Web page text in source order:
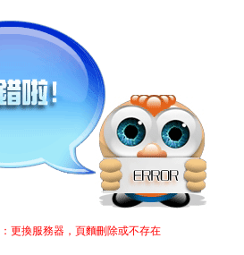
：更換服務器，頁麵刪除或不存在